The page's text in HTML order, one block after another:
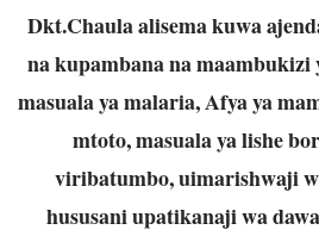
Dkt.Chaula alisema kuwa
na kupambana na
masuala ya malaria, Afya ya
mtoto, masuala ya lishe
viribatumbo, uimarishwaji
hususani upatikanaji wa